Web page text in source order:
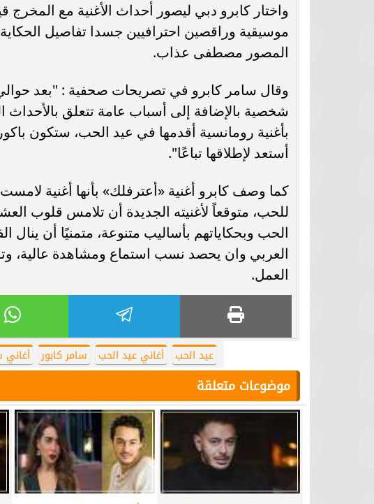
واختار كابرو دبي ليصور أحداث الأغنية مع
موسيقية وراقصين احترافيين جسدا تفاصيل
المصور مصطفى عذاب.
وقال سامر كابرو في تصريحات صحفية : "بعد
شخصية بالإضافة إلى أسباب عامة تتعلق بالأحداث
بأغنية رومانسية أقدمها في عيد الحب، ستكون
أستعد لإطلاقها تباعًا".
كما وصف كابرو أغنية «أعترفلك» بأنها أغنية
للحب، متوقعاً لأغنيته الجديدة أن تلامس قلوب
الحب وبحكاياتهم بأساليب متنوعة، متمنيًا أن
العربي وان يحصد نسب استماع ومشاهدة عالية،
العمل.
عيد الحب أغاني عيد الحب سامر كابور أغاني
موضوعات متعلقة